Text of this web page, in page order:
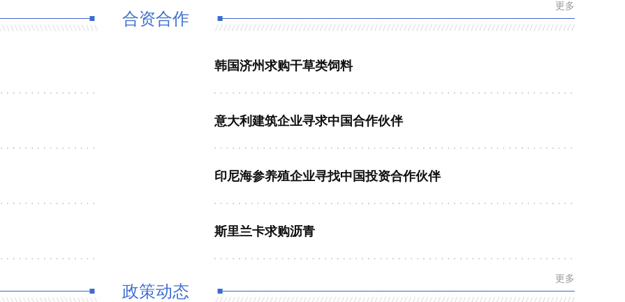
合资合作
更多
韩国济州求购干草类饲料
意大利建筑企业寻求中国合作伙伴
印尼海参养殖企业寻找中国投资合作伙伴
斯里兰卡求购沥青
政策动态
更多